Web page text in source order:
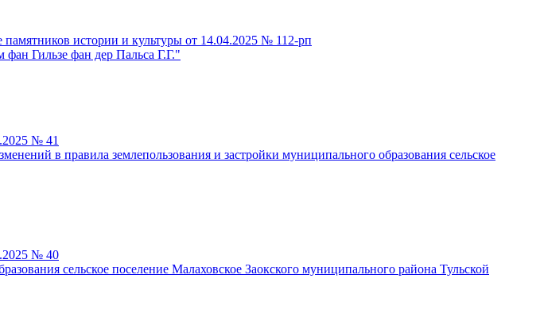
истории и культуры от 14.04.2025 № 112-рп
фан Гильзе фан дер Пальса Г.Г."
№ 41
в правила землепользования и застройки муниципального образования сельское
№ 40
сельское поселение Малаховское Заокского муниципального района Тульской